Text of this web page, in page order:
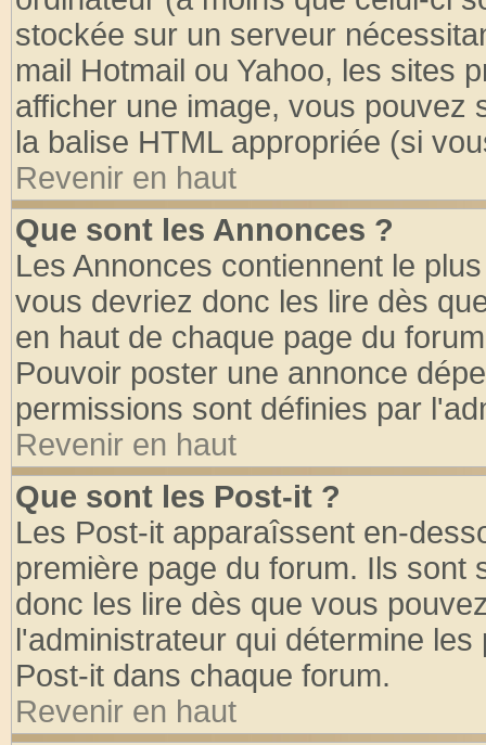
stockée sur un serveur
mail Hotmail ou Yahoo, les sites
afficher une image, vous pouvez
la balise HTML appropriée (si
Revenir en haut
Que sont les Annonces ?
Les Annonces contiennent le
vous devriez donc les lire dès
en haut de chaque page du
Pouvoir poster une annonce
permissions sont définies par
Revenir en haut
Que sont les Post-it ?
Les Post-it apparaîssent en-
première page du forum. Ils
donc les lire dès que vous
l'administrateur qui détermine
Post-it dans chaque forum.
Revenir en haut